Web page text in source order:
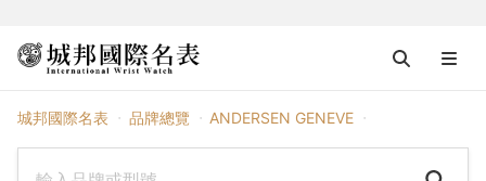
城邦國際名表 品牌總覽 ANDERSEN GENEVE